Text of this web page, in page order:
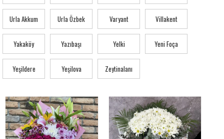
Urla Akkum Urla Özbek Varyant Villakent
Yakaköy Yazıbaşı Yelki Yeni Foça
Yeşildere Yeşilova Zeytinalanı